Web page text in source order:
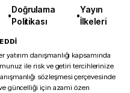
•
Doğrulama
Politikası
•
Yayın
İlkeleri
danışmanlığı kapsamında
ile risk ve getiri tercihlerinize
sözleşmesi çerçevesinde
güncelliği için azami özen